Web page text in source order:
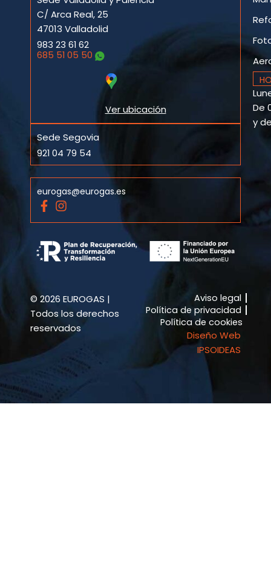
C/ Arca Real, 25
47013 Valladolid
983 23 61 62
685 51 05 50
Ver ubicación
Sede Segovia
921 04 79 54
eurogas@eurogas.es
F
a
c
e
b
o
-
f
I
n
s
t
a
g
m
De
y
© 2026 EUROGAS |
Todos los derechos
reservados
Aviso legal
Política de privacidad
Política de cookies
Diseño Web
IPSOIDEAS